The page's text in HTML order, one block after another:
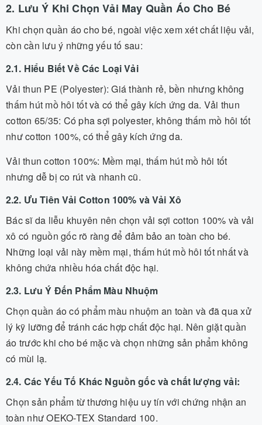
2. Lưu Ý Khi Chọn Vải May Quần Áo Cho Bé
Khi chọn quần áo cho bé, ngoài việc xem xét chất liệu vải,
còn cần lưu ý những yếu tố sau:
2.1. Hiểu Biết Về Các Loại Vải
Vải thun PE (Polyester): Giá thành rẻ, bền nhưng không
thấm hút mồ hôi tốt và có thể gây kích ứng da. Vải thun
cotton 65/35: Có pha sợi polyester, không thấm mồ hôi tốt
như cotton 100%, có thể gây kích ứng da.
Vải thun cotton 100%: Mềm mại, thấm hút mồ hôi tốt
nhưng dễ bị co rút và nhanh cũ.
2.2. Ưu Tiên Vải Cotton 100% và Vải Xô
Bác sĩ da liễu khuyên nên chọn vải sợi cotton 100% và vải
xô có nguồn gốc rõ ràng để đảm bảo an toàn cho bé.
Những loại vải này mềm mại, thấm hút mồ hôi tốt nhất và
không chứa nhiều hóa chất độc hại.
2.3. Lưu Ý Đến Phẩm Màu Nhuộm
Chọn quần áo có phẩm màu nhuộm an toàn và đã qua xử
lý kỹ lưỡng để tránh các hợp chất độc hại. Nên giặt quần
áo trước khi cho bé mặc và chọn những sản phẩm không
có mùi lạ.
2.4. Các Yếu Tố Khác Nguồn gốc và chất lượng vải:
Chọn sản phẩm từ thương hiệu uy tín với chứng nhận an
toàn như OEKO-TEX Standard 100.